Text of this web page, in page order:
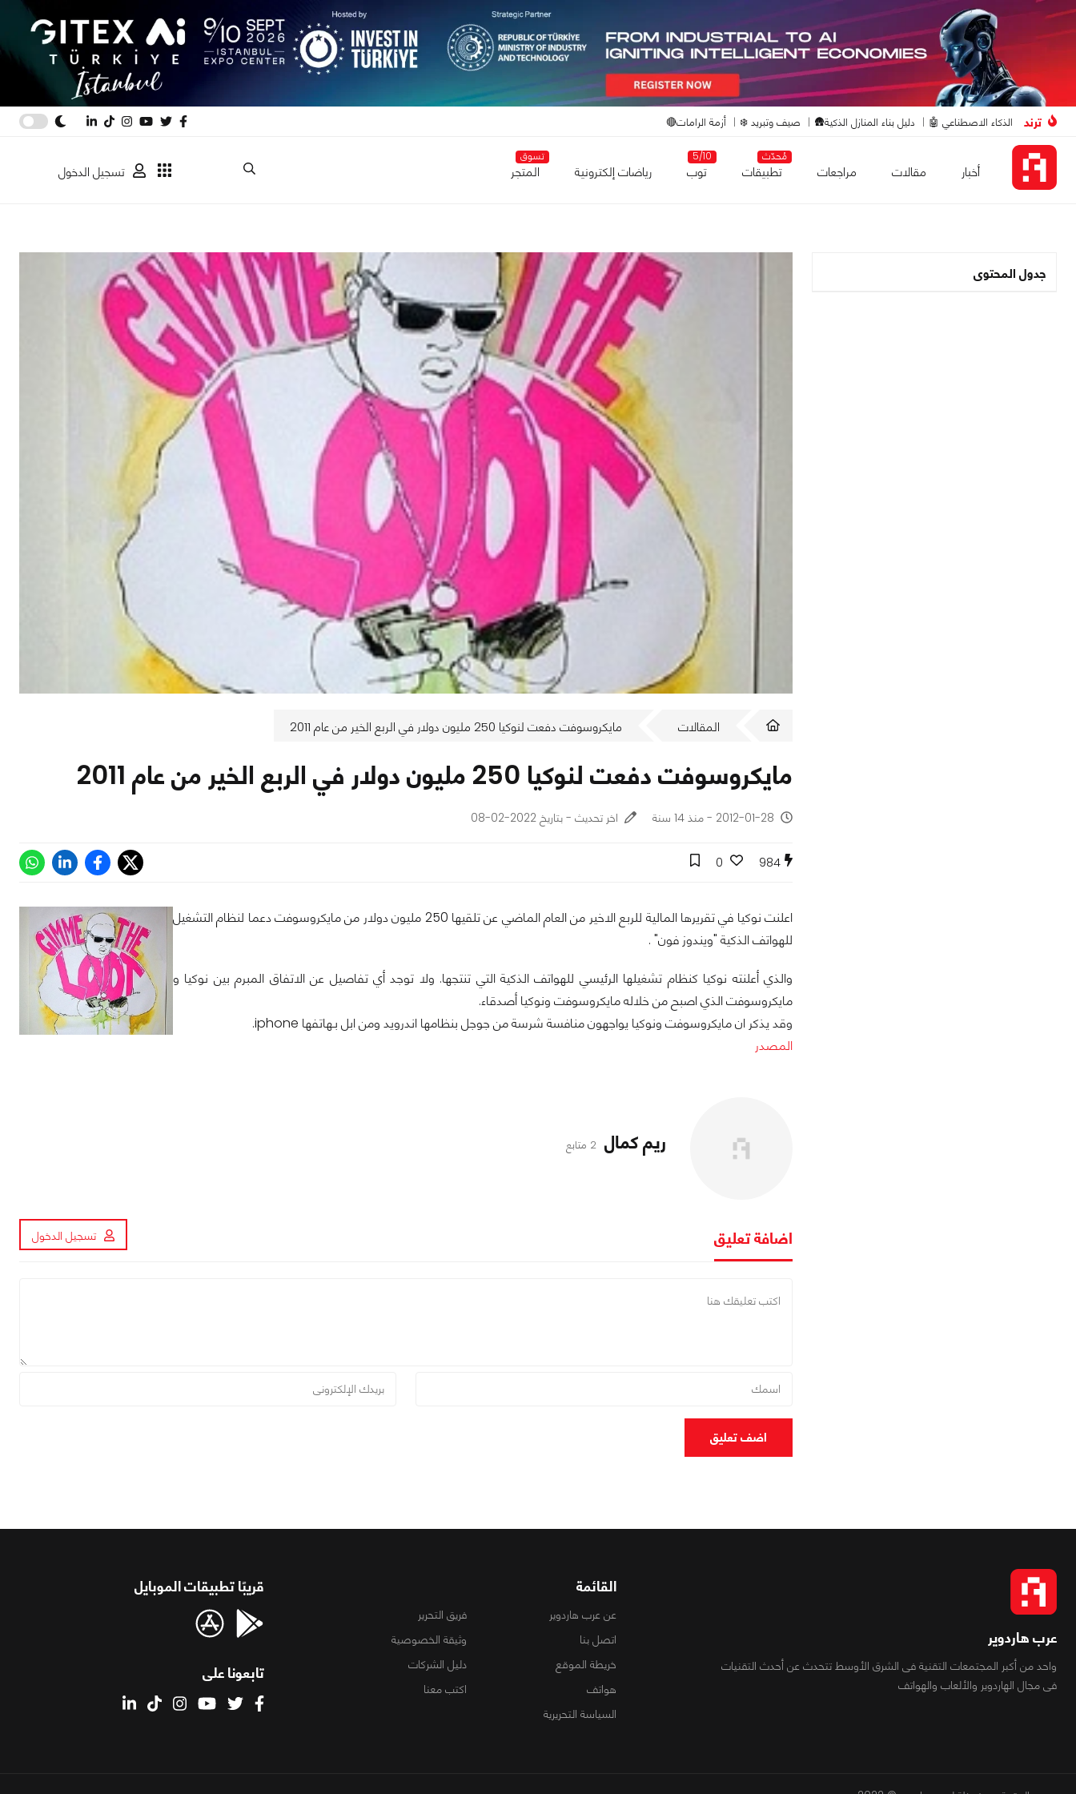
ترند الذكاء الاصطناعي 🤖 دليل بناء المنازل الذكية🛖 صيف وتبريد ❄️ أزمة الرامات🔴
أخبار مقالات مراجعات
مُحدّث
تطبيقات
5/10
توب رياضات إلكترونية
تسوق
المتجر تسجيل الدخول
جدول المحتوى
المقالات مايكروسوفت دفعت لنوكيا 250 مليون دولار في الربع الخير من عام 2011
مايكروسوفت دفعت لنوكيا 250 مليون دولار في الربع الخير من عام 2011
2012-01-28 - منذ 14 سنة اخر تحديث - بتاريخ 2022-02-08
984
0
اعلنت نوكيا في تقريرها المالية للربع الاخير من العام الماضي عن تلقيها 250 مليون دولار من مايكروسوفت دعما لنظام التشغيل
للهواتف الذكية "ويندوز فون" .
والذي أعلنته نوكيا كنظام تشغيلها الرئيسي للهواتف الذكية التي تنتجها. ولا توجد أي تفاصيل عن الاتفاق المبرم بين نوكيا و
مايكروسوفت الذي اصبح من خلاله مايكروسوفت ونوكيا أصدقاء.
وقد يذكر ان مايكروسوفت ونوكيا يواجهون منافسة شرسة من جوجل بنظامها اندرويد ومن ابل بـهاتفها iphone.
المصدر
ريم كمال 2 متابع
اضافة تعليق تسجيل الدخول
اضف تعليق
عرب هاردوير
واحد من أكبر المجتمعات التقنية فى الشرق الأوسط تتحدث عن أحدث التقنيات
فى مجال الهاردوير والألعاب والهواتف
القائمة
عن عرب هاردوير
فريق التحرير
اتصل بنا
وثيقة الخصوصية
خريطة الموقع
دليل الشركات
هواتف
اكتب معنا
السياسة التحريرية
قريبًا تطبيقات الموبايل
تابعونا على